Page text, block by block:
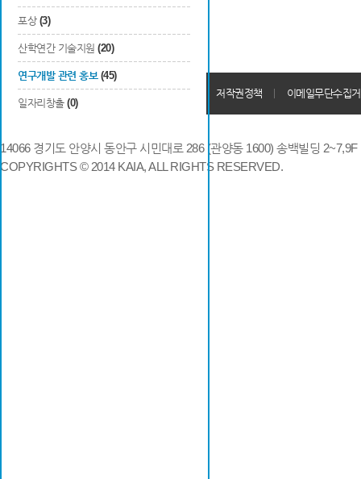
포상 (3)
산학연간 기술지원 (20)
연구개발 관련 홍보 (45)
일자리창출 (0)
개인정보처리방침 회원가입약관 저작권정책 이메일무단수집
14066 경기도 안양시 동안구 시민대로 286 (관양동 1600) 송백빌딩
COPYRIGHTS © 2014 KAIA, ALL RIGHTS RESERVED.